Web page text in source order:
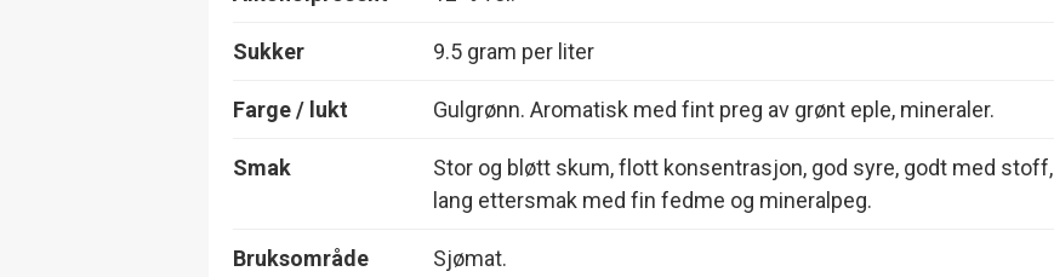
Sukker 9.5 gram per liter
Farge / lukt Gulgrønn. Aromatisk med fint preg av grønt eple, mineraler.
Smak
Stor og bløtt skum, flott konsentrasjon, god syre, godt med stoff,
lang ettersmak med fin fedme og mineralpeg.
Bruksområde Sjømat.